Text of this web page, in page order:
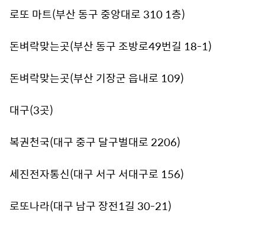
로또 마트(부산 동구 중앙대로 310 1층)
돈벼락맞는곳(부산 동구 조방로49번길 18-1)
돈벼락맞는곳(부산 기장군 읍내로 109)
대구(3곳)
복권천국(대구 중구 달구벌대로 2206)
세진전자통신(대구 서구 서대구로 156)
로또나라(대구 남구 장전1길 30-21)